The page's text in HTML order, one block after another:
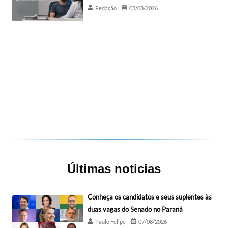
Redação 03/08/2026
Últimas noticias
Conheça os candidatos e seus suplentes às
duas vagas do Senado no Paraná
Paulo Felipe 07/08/2026